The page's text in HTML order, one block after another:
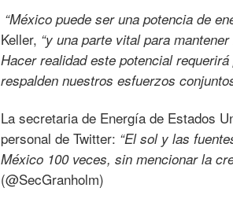
“México puede ser una potencia de
Keller, “y una parte vital para
Hacer realidad este potencial
respalden nuestros esfuerzos
La secretaria de Energía de Estados
personal de Twitter: “El sol y las
México 100 veces, sin mencionar la
(@SecGranholm)